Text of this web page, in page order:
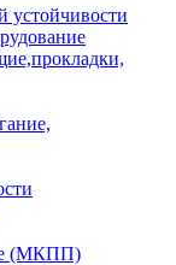
устойчивости
(МКПП)